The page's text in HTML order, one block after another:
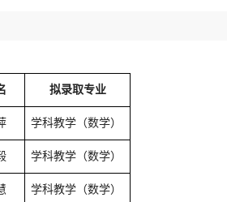
拟录取专业
学科教学（数学）
学科教学（数学）
学科教学（数学）